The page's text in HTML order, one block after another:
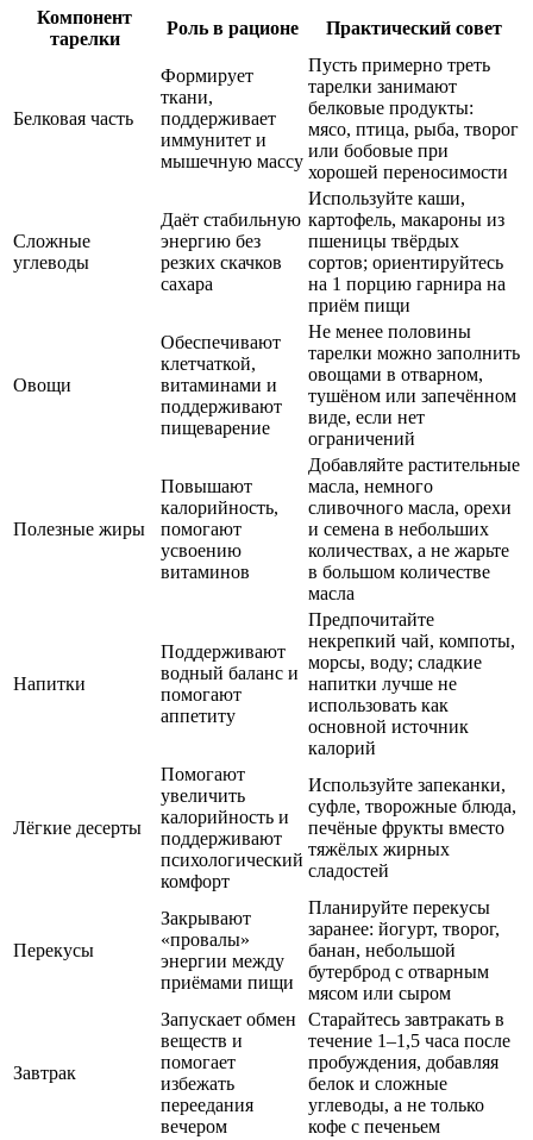
Компонент
тарелки
Роль в рационе Практический совет
Белковая часть
Формирует
ткани,
поддерживает
иммунитет и
мышечную массу
Пусть примерно треть
тарелки занимают
белковые продукты:
мясо, птица, рыба, творог
или бобовые при
хорошей переносимости
Сложные
углеводы
Даёт стабильную
энергию без
резких скачков
сахара
Используйте каши,
картофель, макароны из
пшеницы твёрдых
сортов; ориентируйтесь
на 1 порцию гарнира на
приём пищи
Овощи
Обеспечивают
клетчаткой,
витаминами и
поддерживают
пищеварение
Не менее половины
тарелки можно заполнить
овощами в отварном,
тушёном или запечённом
виде, если нет
ограничений
Полезные жиры
Повышают
калорийность,
помогают
усвоению
витаминов
Добавляйте растительные
масла, немного
сливочного масла, орехи
и семена в небольших
количествах, а не жарьте
в большом количестве
масла
Напитки
Поддерживают
водный баланс и
помогают
аппетиту
Предпочитайте
некрепкий чай, компоты,
морсы, воду; сладкие
напитки лучше не
использовать как
основной источник
калорий
Лёгкие десерты
Помогают
увеличить
калорийность и
поддерживают
психологический
комфорт
Используйте запеканки,
суфле, творожные блюда,
печёные фрукты вместо
тяжёлых жирных
сладостей
Перекусы
Закрывают
«провалы»
энергии между
приёмами пищи
Планируйте перекусы
заранее: йогурт, творог,
банан, небольшой
бутерброд с отварным
мясом или сыром
Завтрак
Запускает обмен
веществ и
помогает
избежать
переедания
вечером
Старайтесь завтракать в
течение 1–1,5 часа после
пробуждения, добавляя
белок и сложные
углеводы, а не только
кофе с печеньем